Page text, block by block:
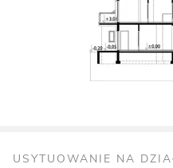
USYTUOWANIE NA